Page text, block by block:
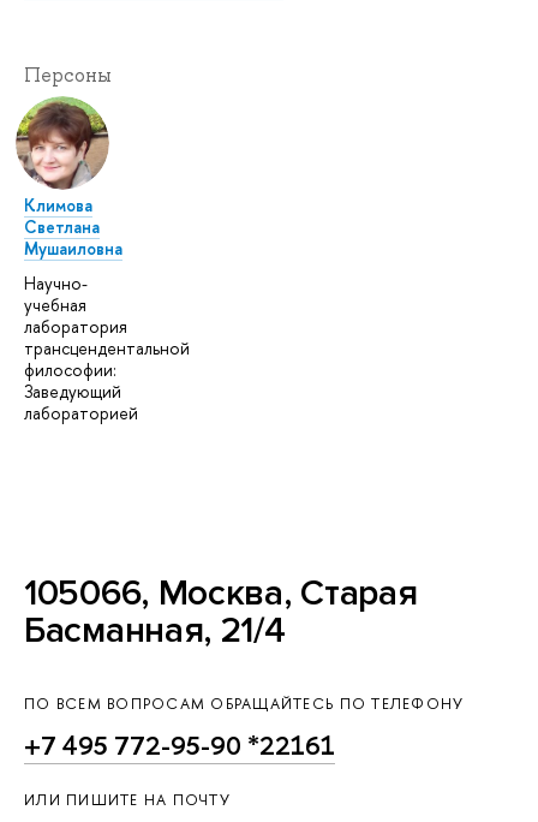
Персоны
Климова
Светлана
Мушаиловна
Научно-
учебная
лаборатория
трансцендентальной
философии:
Заведующий
лабораторией
105066, Москва, Старая
Басманная, 21/4
ПО ВСЕМ ВОПРОСАМ ОБРАЩАЙТЕСЬ ПО ТЕЛЕФОНУ
+7 495 772-95-90 *22161
ИЛИ ПИШИТЕ НА ПОЧТУ